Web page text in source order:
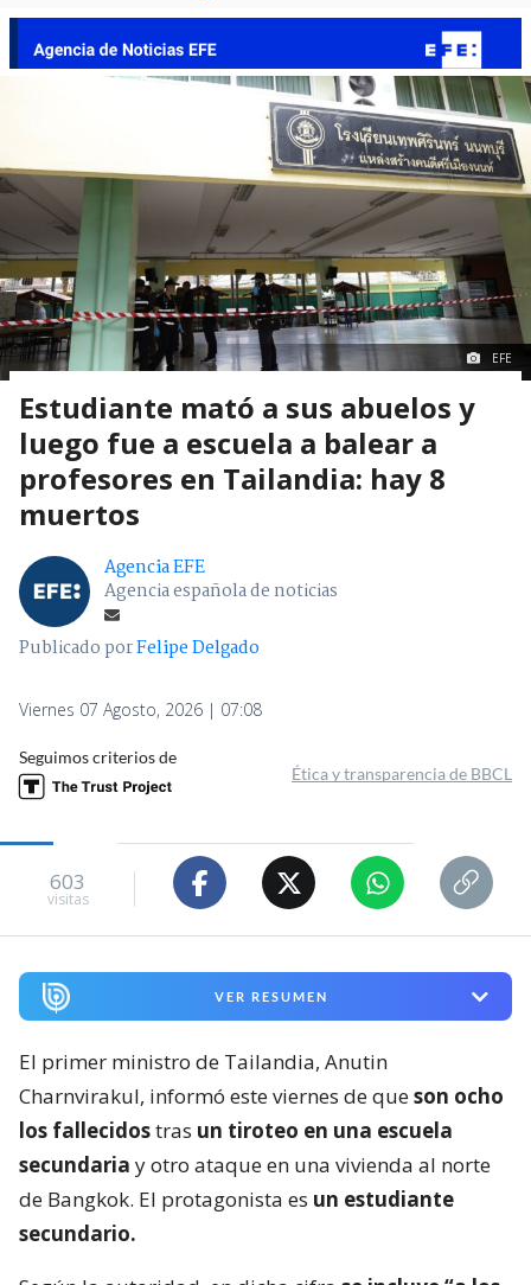
EFE
Estudiante mató a sus abuelos y
luego fue a escuela a balear a
profesores en Tailandia: hay 8
muertos
Agencia EFE
Agencia española de noticias
Publicado porFelipe Delgado
Viernes 07 Agosto, 2026 | 07:08
Seguimos criterios de
Ética y transparencia de BBCL
603
visitas
VER RESUMEN
El primer ministro de Tailandia, Anutin
Charnvirakul, informó este viernes de queson ocho
los fallecidostras un tiroteo en una escuela
secundaria y otro ataque en una vivienda al norte
de Bangkok. El protagonista es un estudiante
secundario.